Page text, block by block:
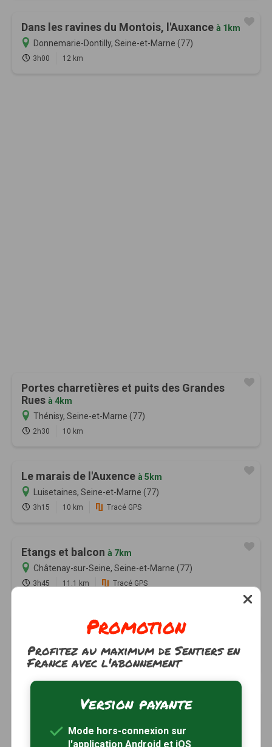
Dans les ravines du Montois, l'Auxance à 1km
Donnemarie-Dontilly, Seine-et-Marne (77)
3h00 12 km
Portes charretières et puits des Grandes
Rues à 4km
Thénisy, Seine-et-Marne (77)
2h30 10 km
Le marais de l'Auxence à 5km
Luisetaines, Seine-et-Marne (77)
3h15 10 km Tracé GPS
Etangs et balcon à 7km
Châtenay-sur-Seine, Seine-et-Marne (77)
3h45 11.1 km Tracé GPS
La colline de Lourpsà 7km
Savins, Seine-et-Marne (77)
3h00 9.5 km Tracé GPS
Au cœur du Montoisà 7km
16 km Tracé GPS
Promotion
Profitez au maximum de Sentiers en
France avec l'abonnement
Version payante
Mode hors-connexion sur
l'application Android et iOS